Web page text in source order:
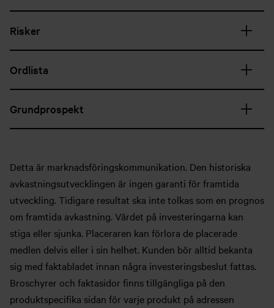
Risker
Ordlista
Grundprospekt
Detta är marknadsföringskommunikation. Den historiska
avkastningsutvecklingen är ingen garanti för framtida
utveckling. Tidigare resultat ska inte tolkas som en prognos
om framtida avkastning. Värdet på investeringarna kan
stiga eller sjunka. Placeraren kan förlora de placerade
medlen delvis eller i sin helhet. Kunden bör alltid bekanta
sig med faktabladet innan några investeringsbeslut fattas.
Broschyrer och faktasidor finns tillgängliga på den
produktspecifika sidan för varje produkt på adressen